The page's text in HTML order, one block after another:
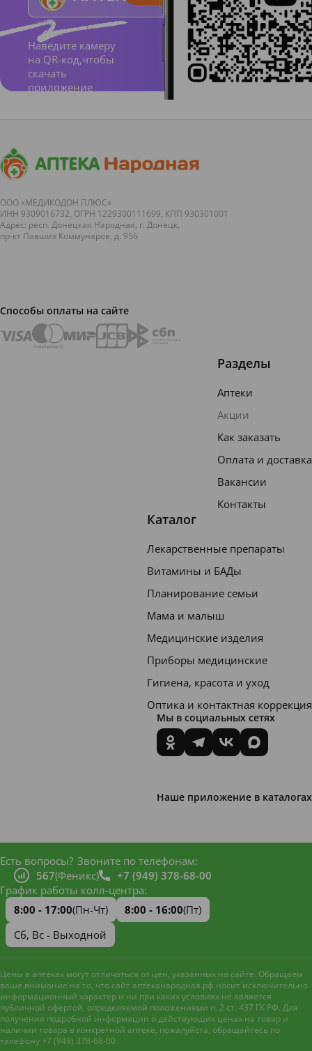
Наведите камеру
на QR-код,чтобы
скачать
приложение
ООО «МЕДИКОДОН ПЛЮС»
ИНН 9309016732, ОГРН 1229300111699, КПП 930301001
Адрес: респ. Донецкая Народная, г. Донецк,
пр-кт Павших Коммунаров, д. 95б
Способы оплаты на сайте
Разделы
Аптеки
Акции
Как заказать
Оплата и доставка
Вакансии
Контакты
Каталог
Лекарственные препараты
Витамины и БАДы
Планирование семьи
Мама и малыш
Медицинские изделия
Приборы медицинские
Гигиена, красота и уход
Оптика и контактная коррекция
Мы в социальных сетях
Наше приложение в каталогах
Есть вопросы? Звоните по телефонам:
567(Феникс)
+7 (949) 378-68-00
График работы колл-центра:
8:00 - 17:00(Пн-Чт) 8:00 - 16:00(Пт)
Сб, Вс - Выходной
Цены в аптеках могут отличаться от цен, указанных на сайте. Обращаем
ваше внимание на то, что сайт аптеканародная.рф носит исключительно
информационный характер и ни при каких условиях не является
публичной офертой, определяемой положениями п. 2 ст. 437 ГК РФ. Для
получения подробной информации о действующих ценах на товар и
наличии товара в конкретной аптеке, пожалуйста, обращайтесь по
телефону +7 (949) 378-68-00Наш сайт использует файлы